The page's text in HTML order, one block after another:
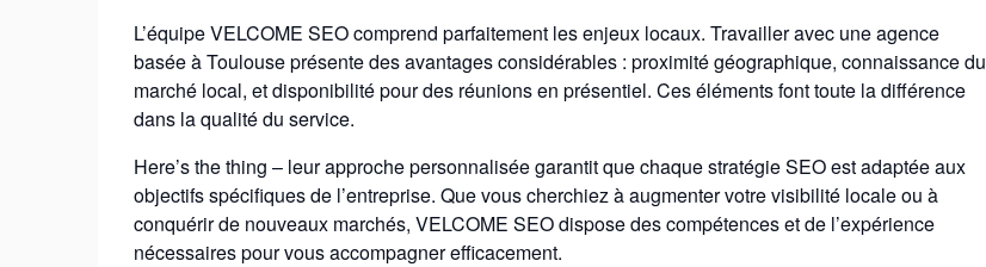
L’équipe VELCOME SEO comprend parfaitement les enjeux locaux. Travailler avec une agence
basée à Toulouse présente des avantages considérables : proximité géographique, connaissance du
marché local, et disponibilité pour des réunions en présentiel. Ces éléments font toute la différence
dans la qualité du service.
Here’s the thing – leur approche personnalisée garantit que chaque stratégie SEO est adaptée aux
objectifs spécifiques de l’entreprise. Que vous cherchiez à augmenter votre visibilité locale ou à
conquérir de nouveaux marchés, VELCOME SEO dispose des compétences et de l’expérience
nécessaires pour vous accompagner efficacement.